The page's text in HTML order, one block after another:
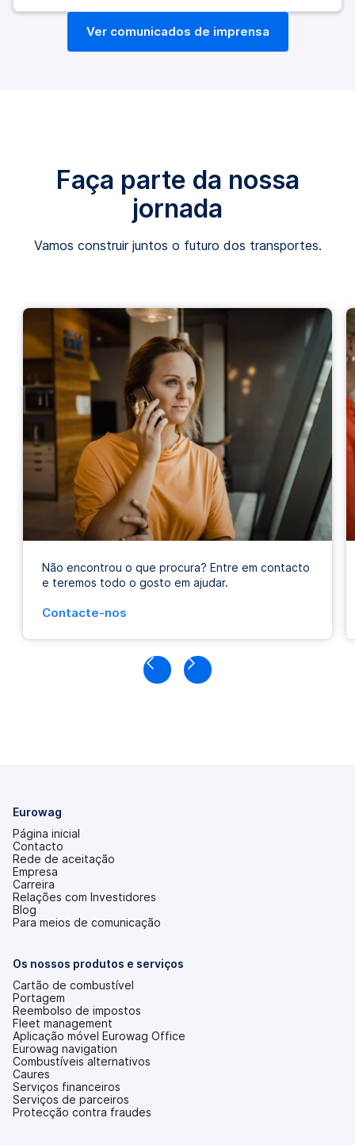
Ver comunicados de imprensa
Faça parte da nossa
jornada
Vamos construir juntos o futuro dos transportes.
Não encontrou o que procura? Entre em contacto
e teremos todo o gosto em ajudar.
Contacte-nos
Eurowag
Página inicial
Contacto
Rede de aceitação
Empresa
Carreira
Relações com Investidores
(abre
num
Blog
Para meios de comunicação
Os nossos produtos e serviços
Cartão de combustível
Portagem
Reembolso de impostos
Fleet management
Aplicação móvel Eurowag Office
Eurowag navigation
Combustíveis alternativos
Caures
Serviços financeiros
Serviços de parceiros
Protecção contra fraudes